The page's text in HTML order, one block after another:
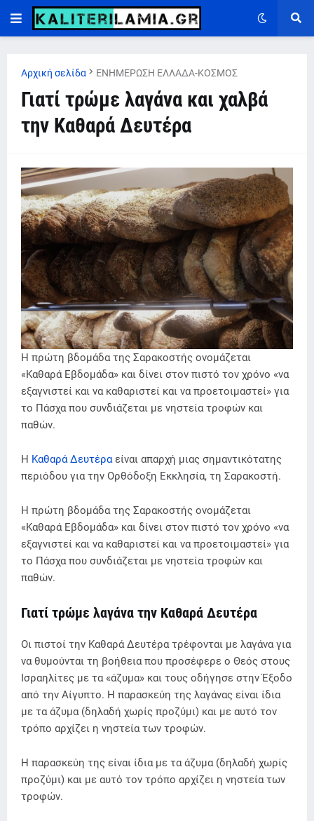
Αρχική σελίδα ΕΝΗΜΕΡΩΣΗ ΕΛΛΑΔΑ-ΚΟΣΜΟΣ
Γιατί τρώμε λαγάνα και χαλβά
την Καθαρά Δευτέρα
Η πρώτη βδομάδα της Σαρακοστής ονομάζεται
«Καθαρά Εβδομάδα» και δίνει στον πιστό τον χρόνο «να
εξαγνιστεί και να καθαριστεί και να προετοιμαστεί» για
το Πάσχα που συνδιάζεται με νηστεία τροφών και
παθών.
Η Καθαρά Δευτέραείναι απαρχή μιας σημαντικότατης
περιόδου για την Ορθόδοξη Εκκλησία, τη Σαρακοστή.
Η πρώτη βδομάδα της Σαρακοστής ονομάζεται
«Καθαρά Εβδομάδα» και δίνει στον πιστό τον χρόνο «να
εξαγνιστεί και να καθαριστεί και να προετοιμαστεί» για
το Πάσχα που συνδιάζεται με νηστεία τροφών και
παθών.
Γιατί τρώμε λαγάνα την Καθαρά Δευτέρα
Οι πιστοί την Καθαρά Δευτέρα τρέφονται με λαγάνα για
να θυμούνται τη βοήθεια που προσέφερε ο Θεός στους
Ισραηλίτες με τα «άζυμα» και τους οδήγησε στην Έξοδο
από την Αίγυπτο. Η παρασκεύη της λαγάνας είναι ίδια
με τα άζυμα (δηλαδή χωρίς προζύμι) και με αυτό τον
τρόπο αρχίζει η νηστεία των τροφών.
Η παρασκεύη της είναι ίδια με τα άζυμα (δηλαδή χωρίς
προζύμι) και με αυτό τον τρόπο αρχίζει η νηστεία των
τροφών.